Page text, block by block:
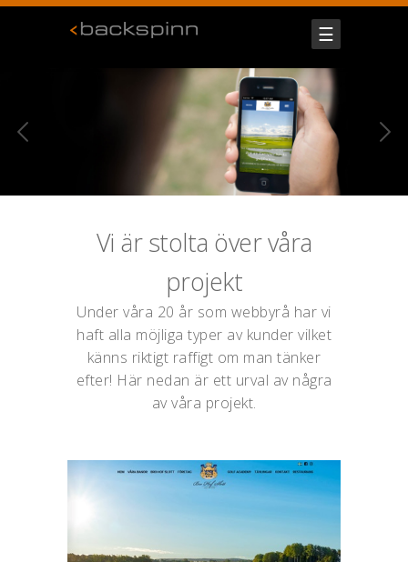
☰
Vi är stolta över våra
projekt
Under våra 20 år som webbyrå har vi
haft alla möjliga typer av kunder vilket
känns riktigt raffigt om man tänker
efter! Här nedan är ett urval av några
av våra projekt.